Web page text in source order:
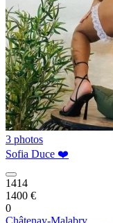
3 photos
Sofia Duce ❤️
1414
1400 €
0
Châtenay-Malabry